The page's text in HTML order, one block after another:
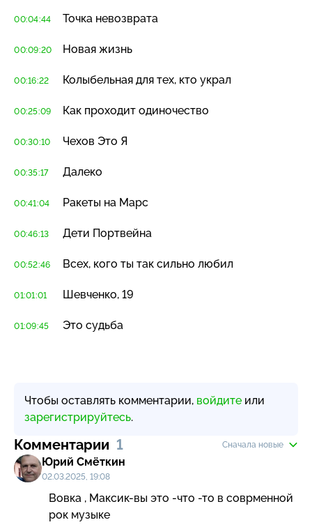
00:04:44 Точка невозврата
00:09:20 Новая жизнь
00:16:22 Колыбельная для тех, кто украл
00:25:09 Как проходит одиночество
00:30:10 Чехов Это Я
00:35:17 Далеко
00:41:04 Ракеты на Марс
00:46:13 Дети Портвейна
00:52:46 Всех, кого ты так сильно любил
01:01:01 Шевченко, 19
01:09:45 Это судьба
Чтобы оставлять комментарии, войдите или
зарегистрируйтесь.
Комментарии 1 Сначала новые
Юрий Смёткин
02.03.2025, 19:08
Вовка , Максик-вы это -что -то в соврменной
рок музыке